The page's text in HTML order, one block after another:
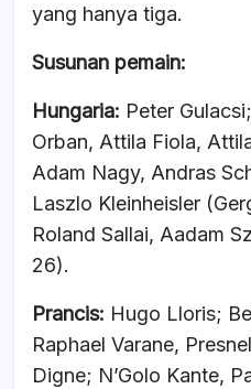
yang hanya tiga.
Susunan pemain:
Hungaria: Peter
Orban, Attila Fiola,
Adam Nagy, Andras
Laszlo Kleinheisler
Roland Sallai, Aadam
26).
Prancis: Hugo Lloris;
Raphael Varane,
Digne; N’Golo Kante,